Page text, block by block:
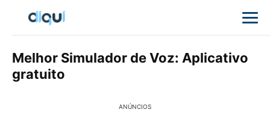
Melhor Simulador de Voz: Aplicativo
gratuito
ANÚNCIOS